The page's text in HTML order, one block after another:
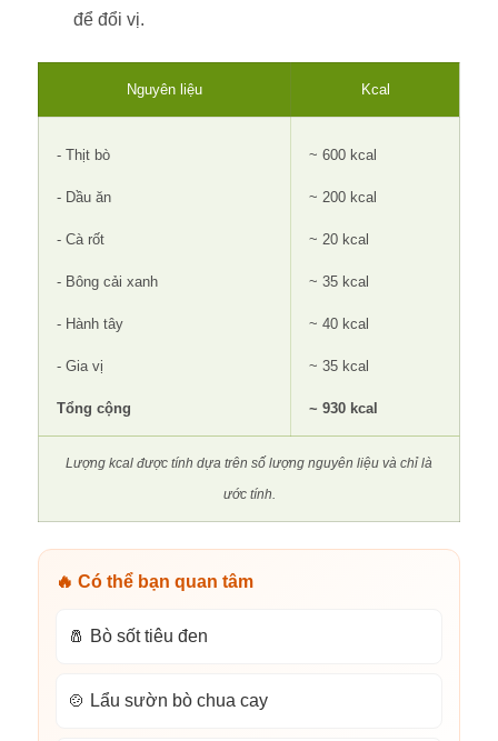
để đổi vị.
Nguyên liệu Kcal
- Thịt bò
- Dầu ăn
- Cà rốt
- Bông cải xanh
- Hành tây
- Gia vị
Tổng cộng
~ 600 kcal
~ 200 kcal
~ 20 kcal
~ 35 kcal
~ 40 kcal
~ 35 kcal
~ 930 kcal
Lượng kcal được tính dựa trên số lượng nguyên liệu và chỉ là
ước tính.
🔥 Có thể bạn quan tâm
🧂 Bò sốt tiêu đen
🍲 Lẩu sườn bò chua cay